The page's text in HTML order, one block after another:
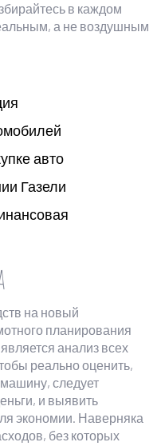
в каждом
а не воздушным
авто
Газели
на новый
планирования
анализ всех
реально оценить,
следует
и выявить
экономии. Наверняка
без которых